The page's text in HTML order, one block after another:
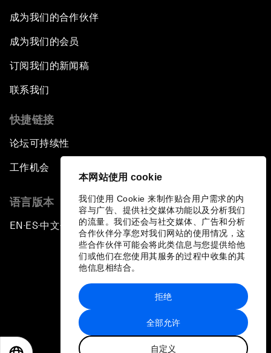
本网站使用 cookie
我们使用 Cookie 来制作贴合用户需求的内
容与广告、提供社交媒体功能以及分析我们
的流量。我们还会与社交媒体、广告和分析
合作伙伴分享您对我们网站的使用情况，这
些合作伙伴可能会将此类信息与您提供给他
们或他们在您使用其服务的过程中收集的其
他信息相结合。
全部允许
自定义
拒绝
成为我们的合作伙伴
成为我们的会员
订阅我们的新闻稿
联系我们
快捷链接
论坛可持续性
工作机会
语言版本
EN ▪ES▪中文▪ 日本語
站点地图